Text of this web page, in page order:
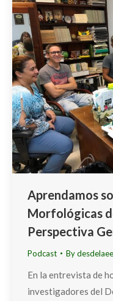
Aprendamos
Morfológicas
Perspectiva
Podcast By
En la entrevista de
investigadores del